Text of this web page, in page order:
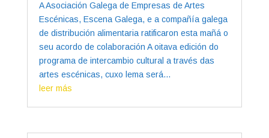
A Asociación Galega de Empresas de Artes
Escénicas, Escena Galega, e a compañía galega
de distribución alimentaria ratificaron esta mañá o
seu acordo de colaboración A oitava edición do
programa de intercambio cultural a través das
artes escénicas, cuxo lema será...
leer más